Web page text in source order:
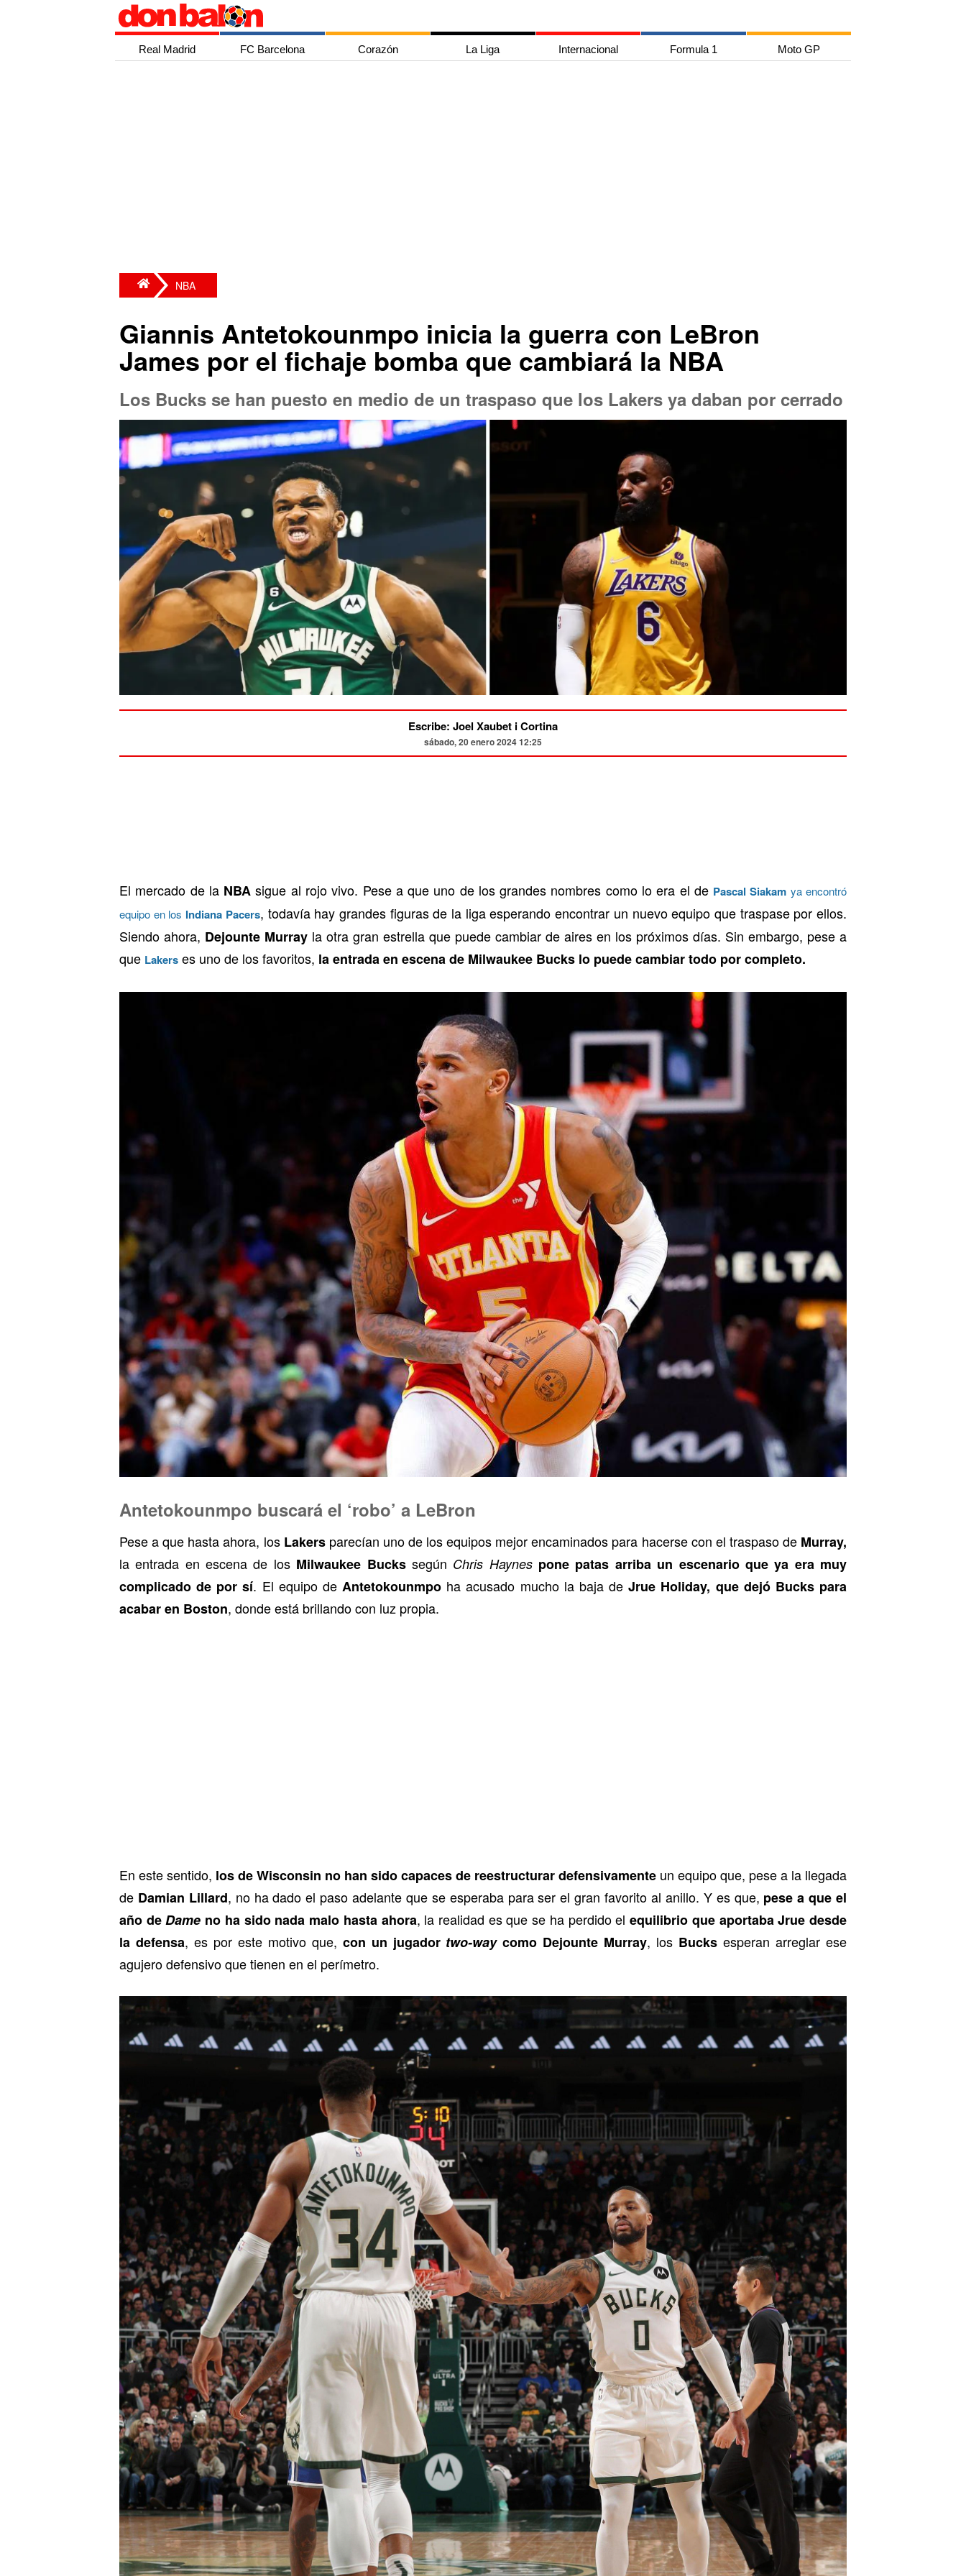
Real Madrid FC Barcelona Corazón La Liga Internacional Formula 1 Moto GP
NBA
Giannis Antetokounmpo inicia la guerra con LeBron
James por el fichaje bomba que cambiará la NBA
Los Bucks se han puesto en medio de un traspaso que los Lakers ya daban por cerrado
Escribe: Joel Xaubet i Cortina
sábado, 20 enero 2024 12:25
El mercado de la NBA sigue al rojo vivo. Pese a que uno de los grandes nombres como lo era el de Pascal Siakam ya encontró
equipo en los Indiana Pacers, todavía hay grandes figuras de la liga esperando encontrar un nuevo equipo que traspase por ellos.
Siendo ahora, Dejounte Murray la otra gran estrella que puede cambiar de aires en los próximos días. Sin embargo, pese a
que Lakers es uno de los favoritos, la entrada en escena de Milwaukee Bucks lo puede cambiar todo por completo.
Antetokounmpo buscará el ‘robo’ a LeBron
Pese a que hasta ahora, los Lakersparecían uno de los equipos mejor encaminados para hacerse con el traspaso de Murray,
la entrada en escena de los Milwaukee Buckssegún Chris Haynes pone patas arriba un escenario que ya era muy
complicado de por sí. El equipo de Antetokounmpo ha acusado mucho la baja deJrue Holiday, que dejó Bucks para
acabar en Boston, donde está brillando con luz propia.
En este sentido, los de Wisconsin no han sido capaces de reestructurar defensivamente un equipo que, pese a la llegada
de Damian Lillard, no ha dado el paso adelante que se esperaba para ser el gran favorito al anillo. Y es que, pese a que el
año deDame no ha sido nada malo hasta ahora, la realidad es que se ha perdido elequilibrio que aportaba Jrue desde
la defensa, es por este motivo que, con un jugador two-waycomo Dejounte Murray, los Bucks esperan arreglar ese
agujero defensivo que tienen en el perímetro.